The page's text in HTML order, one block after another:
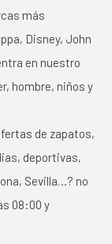
más
Disney, John
en nuestro
hombre, niños y
de zapatos,
deportivas,
Sevilla…? no
08:00 y